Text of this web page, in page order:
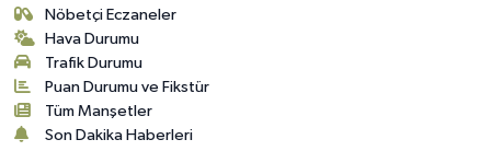
Nöbetçi Eczaneler
Hava Durumu
Trafik Durumu
Puan Durumu ve Fikstür
Tüm Manşetler
Son Dakika Haberleri